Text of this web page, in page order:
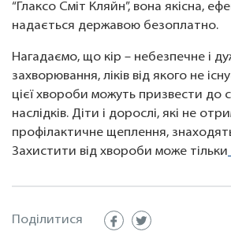
“Глаксо Сміт Кляйн”, вона якісна,
надається державою безоплатно.
Нагадаємо, що кір – небезпечне і
захворювання, ліків від якого не
цієї хвороби можуть призвести до
наслідків. Діти і дорослі, які не
профілактичне щеплення,
Захистити від хвороби може тільки
Поділитися